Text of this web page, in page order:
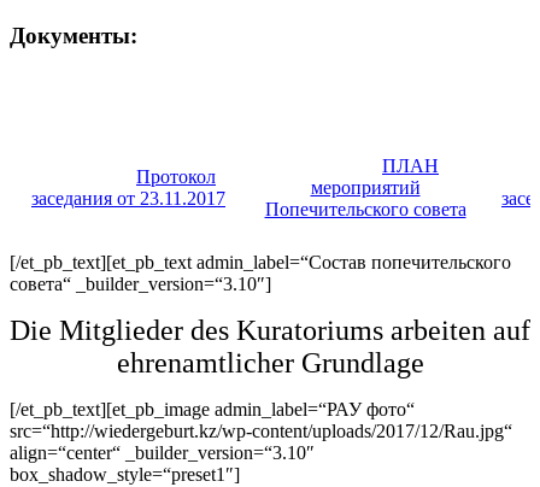
Документы:
Протокол
заседания от 23.11.2017
ПЛАН
мероприятий
Попечительского совета
[/et_pb_text][et_pb_text admin_label=“Состав попечительского
совета“ _builder_version=“3.10″]
Die Mitglieder des Kuratoriums arbeiten auf
ehrenamtlicher Grundlage
[/et_pb_text][et_pb_image admin_label=“РАУ фото“
src=“http://wiedergeburt.kz/wp-content/uploads/2017/12/Rau.jpg“
align=“center“ _builder_version=“3.10″
box_shadow_style=“preset1″]